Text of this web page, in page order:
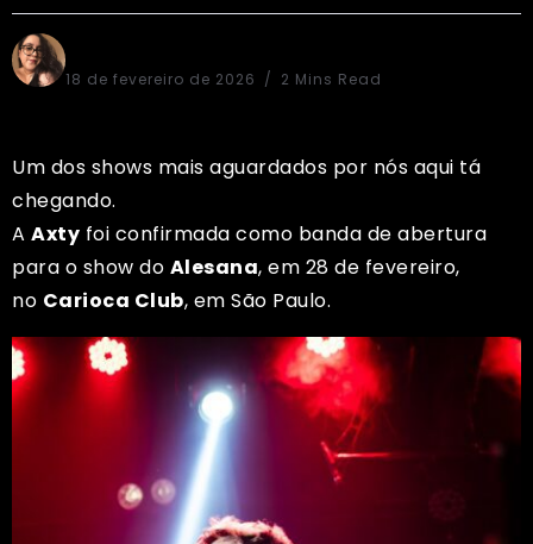
18 de fevereiro de 2026 2 Mins Read
Um dos shows mais aguardados por nós aqui tá
chegando.
A Axty foi confirmada como banda de abertura
para o show do Alesana, em 28 de fevereiro,
no Carioca Club, em São Paulo.